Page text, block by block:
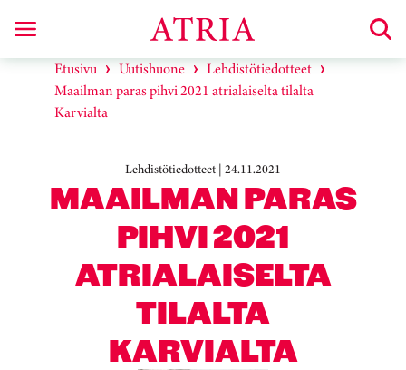
Etusivu Uutishuone
Lehdistötiedotteet
Maailman paras pihvi 2021 atrialaiselta tilalta
Karvialta
Lehdistötiedotteet | 24.11.2021
MAAILMAN PARAS
PIHVI 2021
ATRIALAISELTA
TILALTA
KARVIALTA